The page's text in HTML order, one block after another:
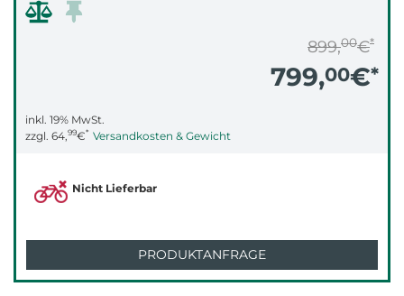
899,00€*
799,00€*
inkl. 19% MwSt.
zzgl. 64,99€* Versandkosten & Gewicht
Nicht Lieferbar
PRODUKTANFRAGE